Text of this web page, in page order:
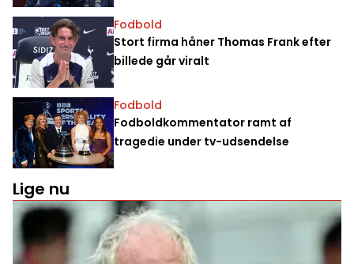
Fodbold
Stort firma håner Thomas Frank efter
billede går viralt
Fodbold
Fodboldkommentator ramt af
tragedie under tv-udsendelse
Lige nu